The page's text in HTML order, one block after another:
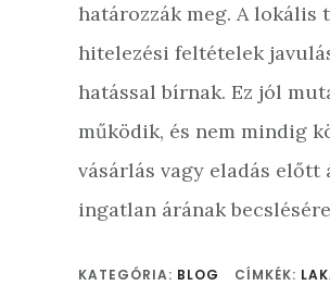
határozzák meg. A
hitelezési feltételek
hatással bírnak. Ez jól
működik, és nem mindig
vásárlás vagy eladás
ingatlan árának
KATEGÓRIA: BLOG CÍMKÉK: